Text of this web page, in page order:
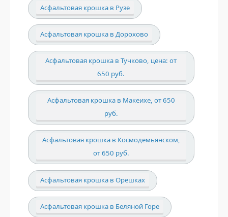
Асфальтовая крошка в Рузе
Асфальтовая крошка в Дорохово
Асфальтовая крошка в Тучково, цена: от
650 руб.
Асфальтовая крошка в Макеихе, от 650
руб.
Асфальтовая крошка в Космодемьянском,
от 650 руб.
Асфальтовая крошка в Орешках
Асфальтовая крошка в Беляной Горе